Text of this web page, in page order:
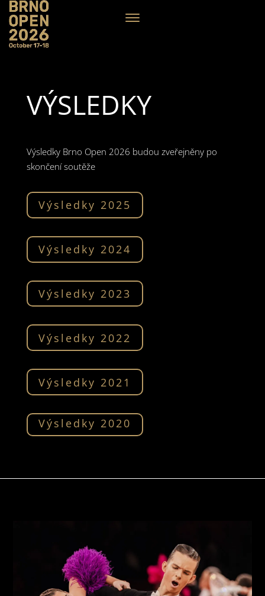
VÝSLEDKY
Výsledky Brno Open 2026 budou zveřejněny po
skončení soutěže
Výsledky 2025
Výsledky 2024
Výsledky 2023
Výsledky 2022
Výsledky 2021
Výsledky 2020